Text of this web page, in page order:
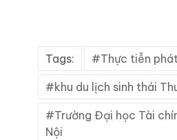
Tags: Thực tiễn
khu du lịch sinh thái
Trường Đại học Tài
Nội